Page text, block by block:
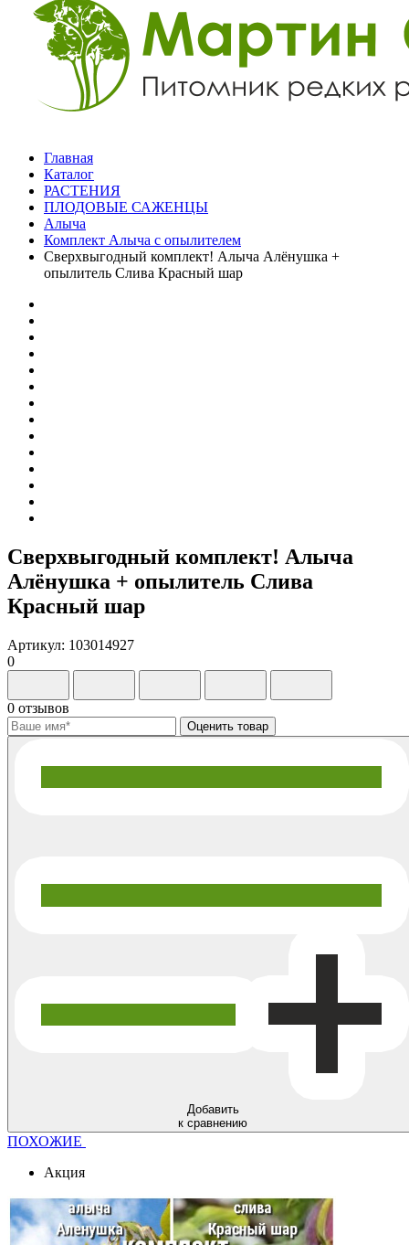
Главная
Каталог
РАСТЕНИЯ
ПЛОДОВЫЕ САЖЕНЦЫ
Алыча
Комплект Алыча с опылителем
Сверхвыгодный комплект! Алыча Алёнушка +
опылитель Слива Красный шар
Сверхвыгодный комплект! Алыча
Алёнушка + опылитель Слива
Красный шар
Артикул: 103014927
0
0 отзывов
Добавить
к сравнению
ПОХОЖИЕ
Акция